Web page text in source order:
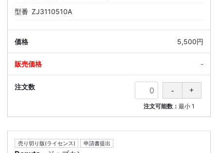
型番 ZJ3110510A
5,500円
-
注文可能数：最小 1
売り切り版(ライセンス) 申請書提出